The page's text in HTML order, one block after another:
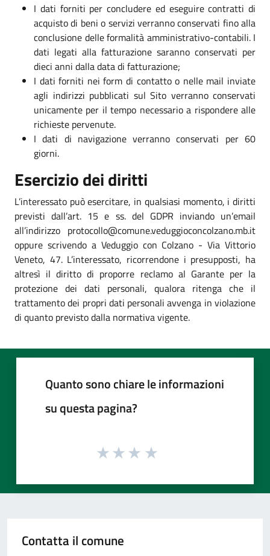
I dati forniti per concludere ed eseguire contratti di
acquisto di beni o servizi verranno conservati fino alla
conclusione delle formalità amministrativo-contabili. I
dati legati alla fatturazione saranno conservati per
dieci anni dalla data di fatturazione;
I dati forniti nei form di contatto o nelle mail inviate
agli indirizzi pubblicati sul Sito verranno conservati
unicamente per il tempo necessario a rispondere alle
richieste pervenute.
I dati di navigazione verranno conservati per 60
giorni.
Esercizio dei diritti
L’interessato può esercitare, in qualsiasi momento, i diritti
previsti dall’art. 15 e ss. del GDPR inviando un’email
all’indirizzo protocollo@comune.veduggioconcolzano.mb.it
oppure scrivendo a Veduggio con Colzano - Via Vittorio
Veneto, 47. L’interessato, ricorrendone i presupposti, ha
altresì il diritto di proporre reclamo al Garante per la
protezione dei dati personali, qualora ritenga che il
trattamento dei propri dati personali avvenga in violazione
di quanto previsto dalla normativa vigente.
Quanto sono chiare le informazioni
su questa pagina?
Contatta il comune